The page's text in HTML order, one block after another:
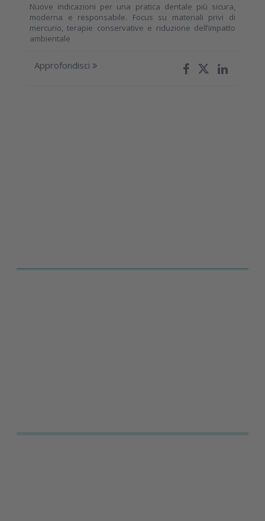
Nuove indicazioni per una pratica dentale più sicura,
moderna e responsabile. Focus su materiali privi di
mercurio, terapie conservative e riduzione dell’impatto
ambientale
Approfondisci